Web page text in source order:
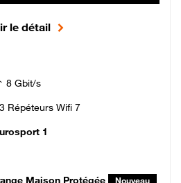
le détail
8 Gbit/s
Répéteurs Wifi 7
1
Maison Protégée Nouveau